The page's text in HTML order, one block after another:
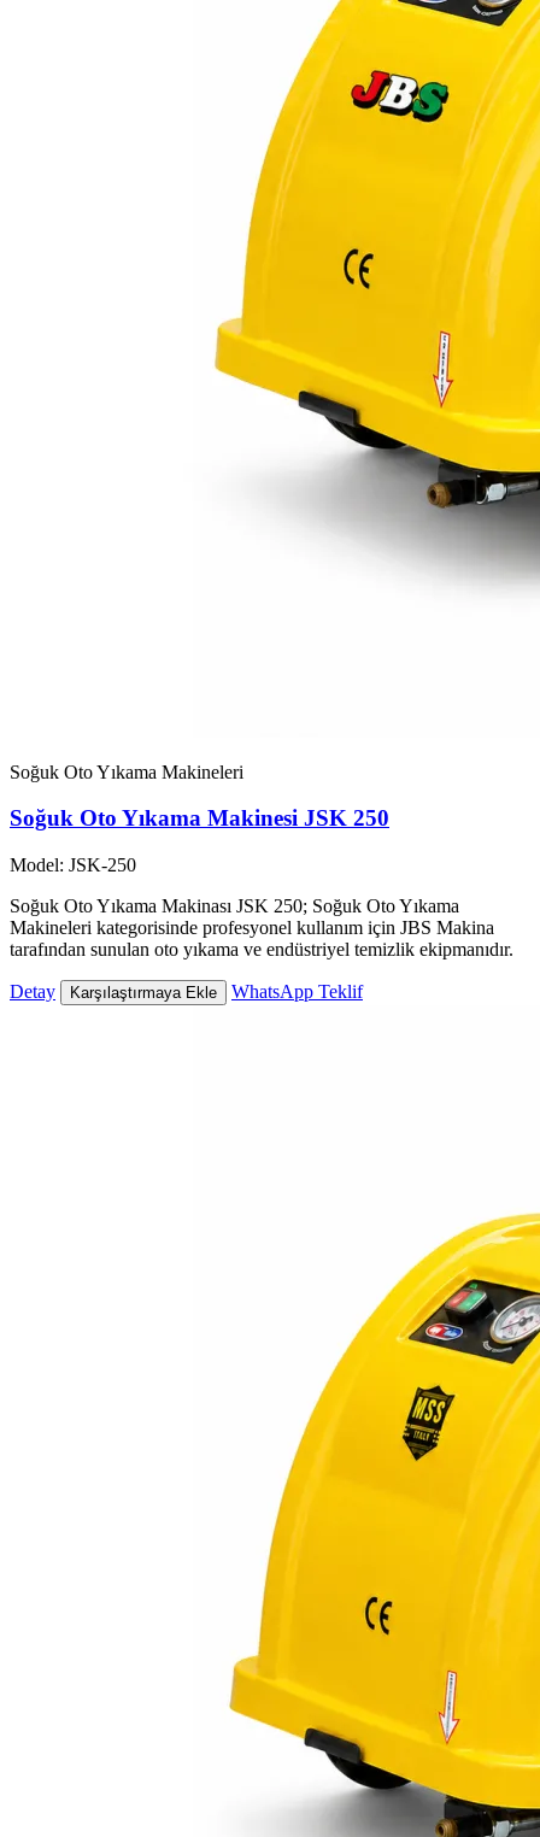
Soğuk Oto Yıkama Makineleri
Soğuk Oto Yıkama Makinesi JSK 250
Model: JSK-250
Soğuk Oto Yıkama Makinası JSK 250; Soğuk Oto Yıkama
Makineleri kategorisinde profesyonel kullanım için JBS Makina
tarafından sunulan oto yıkama ve endüstriyel temizlik ekipmanıdır.
Detay Karşılaştırmaya Ekle WhatsApp Teklif